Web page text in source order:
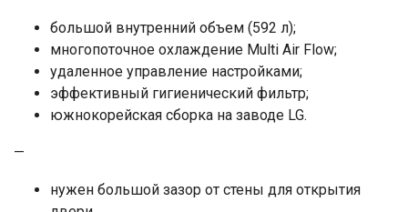
большой внутренний объем (592 л);
многопоточное охлаждение Multi Air Flow;
удаленное управление настройками;
эффективный гигиенический фильтр;
южнокорейская сборка на заводе LG.
—
нужен большой зазор от стены для открытия